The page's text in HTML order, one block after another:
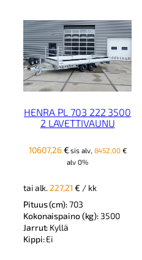
HENRA PL 703 222 3500
2 LAVETTIVAUNU
10607,26€ sis alv, 8452,00 €
alv 0%
tai alk. 227,21€ / kk
Pituus (cm):703
Kokonaispaino (kg): 3500
Jarrut: Kyllä
Kippi:Ei